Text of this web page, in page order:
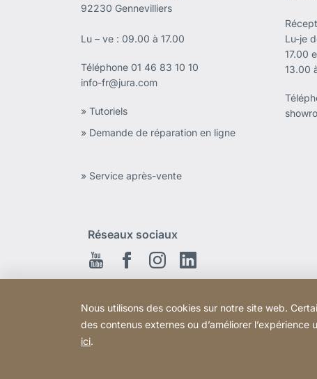
92230 Gennevilliers
Lu – ve : 09.00 à 17.00
Téléphone 01 46 83 10 10
info-fr@jura.com
» Tutoriels
» Demande de réparation en ligne
» Service après-vente
Lu-je
17.00
13.00
Réseaux sociaux
Youtube FacebookInstagram
Nous utilisons des cookies sur notre site web.
des contenus externes ou d’améliorer
ici.